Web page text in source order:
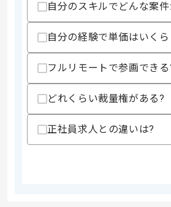
スキル
・Webアプ
・システムや
・要件定義
・Gitによる
・英語でのコ
歓迎スキル
・パフォー
自分のスキルでどんな案
自分の経験で単価はいく
フルリモートで参画できる
どれくらい裁量権がある?
正社員求人との違いは?